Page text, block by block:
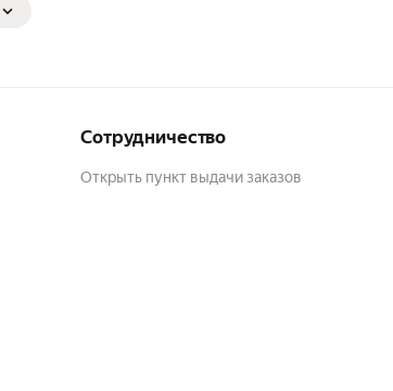
Сотрудничество
Открыть пункт выдачи заказов